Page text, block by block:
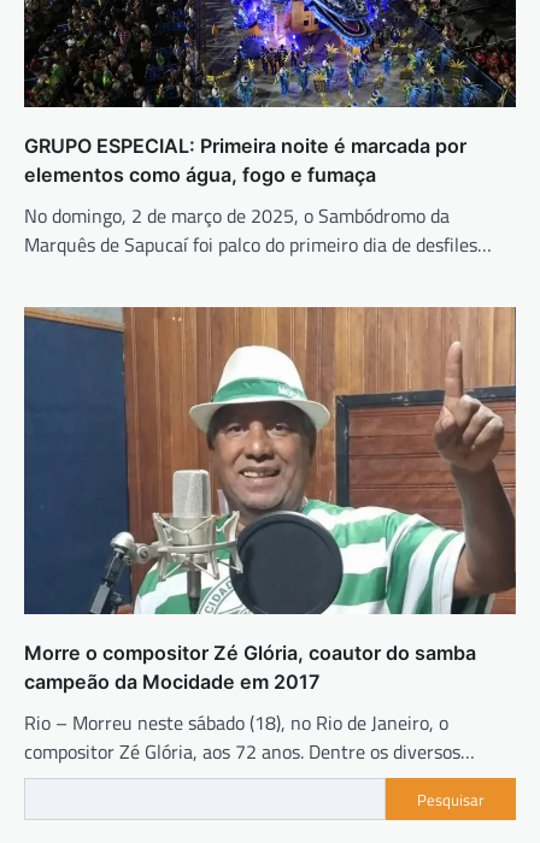
GRUPO ESPECIAL: Primeira noite é marcada por
elementos como água, fogo e fumaça
No domingo, 2 de março de 2025, o Sambódromo da
Marquês de Sapucaí foi palco do primeiro dia de desfiles…
Morre o compositor Zé Glória, coautor do samba
campeão da Mocidade em 2017
Rio – Morreu neste sábado (18), no Rio de Janeiro, o
compositor Zé Glória, aos 72 anos. Dentre os diversos…
Pesquisar